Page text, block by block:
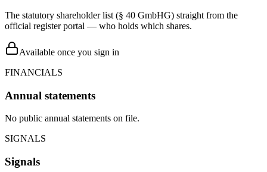
The statutory shareholder list (§ 40 GmbHG) straight from the
official register portal — who holds which shares.
Available once you sign in
FINANCIALS
Annual statements
No public annual statements on file.
SIGNALS
Signals